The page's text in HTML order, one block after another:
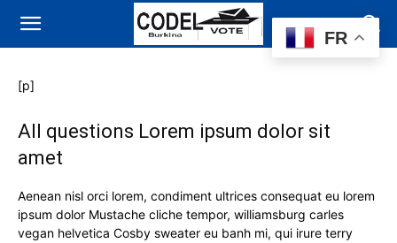
[p]
All questions Lorem ipsum dolor sit
amet
Aenean nisl orci lorem, condiment ultrices consequat eu lorem
ipsum dolor Mustache cliche tempor, williamsburg carles
vegan helvetica Cosby sweater eu banh mi, qui irure terry
FR